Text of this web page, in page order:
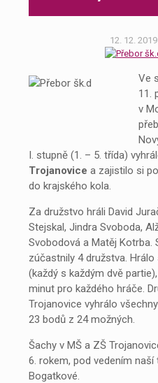
12. 12. 2019
Ve
11.
v
I. stupně (1. – 5. třída)
Trojanovice a zajistilo si
do krajského kola.
Za družstvo hráli David
Stejskal, Jindra Svoboda,
Svobodová a Matěj Kotrba.
zúčastnily 4 družstva. Hrálo
(každý s každým dvě
minut pro každého hráče.
Trojanovice vyhrálo
23 bodů z 24 možných.
Šachy v MŠ a ZŠ
6. rokem, pod vedením naší
Bogatkové.